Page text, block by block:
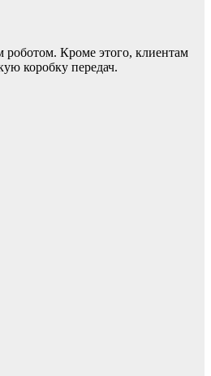
Кроме этого, клиентам
коробку передач.